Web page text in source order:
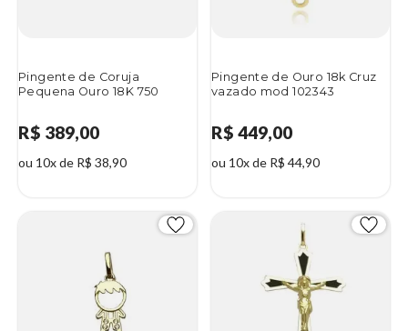
Pingente de Coruja
Pequena Ouro 18K 750
R$ 389,00
ou 10x de R$ 38,90
Pingente de Ouro 18k Cruz
vazado mod 102343
R$ 449,00
ou 10x de R$ 44,90